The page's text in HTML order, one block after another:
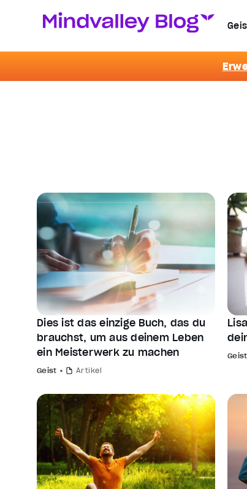
Dies ist das einzige Buch, das du
brauchst, um aus deinem Leben
ein Meisterwerk zu machen
Geist Artikel
Geist